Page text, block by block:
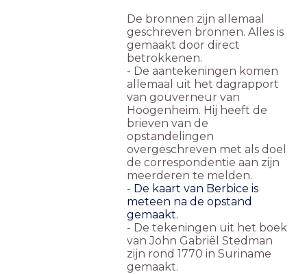
De bronnen zijn allemaal
geschreven bronnen. Alles is
gemaakt door direct
betrokkenen.
- De aantekeningen komen
allemaal uit het dagrapport
van gouverneur van
Hoogenheim. Hij heeft de
brieven van de
opstandelingen
overgeschreven met als doel
de correspondentie aan zijn
meerderen te melden.
- De kaart van Berbice is
meteen na de opstand
gemaakt.
- De tekeningen uit het boek
van John Gabriël Stedman
zijn rond 1770 in Suriname
gemaakt.